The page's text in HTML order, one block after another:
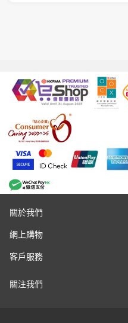
關於我們
網上購物
客戶服務
關注我們